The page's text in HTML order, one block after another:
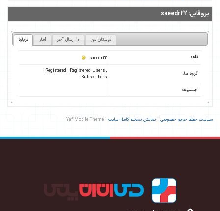
پروفایل:saeedr22
درباره آمار 10 ارسال آخر دوستان من
نام: saeedr22
گروه ها:
Registered , Registered Users ,
Subscribers
جنسیت:
سیاست حفظ حریم خصوصی | نمایش نسخه کامل سایت |
Yaf Mobile Theme